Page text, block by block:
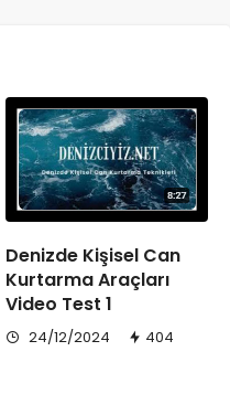
Denizde Kişisel Can
Kurtarma Araçları
Video Test 1
24/12/2024 404